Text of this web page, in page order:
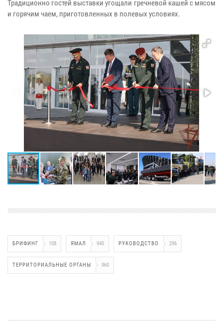
Традиционно гостей выставки угощали гречневой кашей с мясом
и горячим чаем, приготовленных в полевых условиях.
БРИФИНГ 108 ЯМАЛ 940 РУКОВОДСТВО 296
ТЕРРИТОРИАЛЬНЫЕ ОРГАНЫ 960